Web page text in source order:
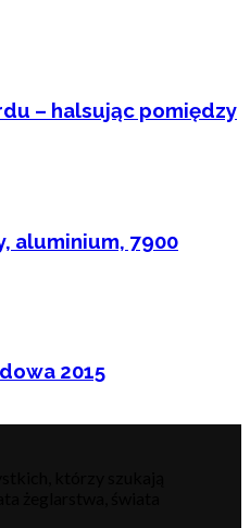
– halsując pomiędzy
aluminium, 7900
2015